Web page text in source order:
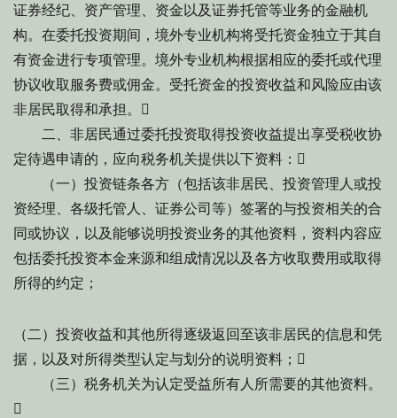
证券经纪、资产管理、资金以及证券托管等业务的金融机
构。在委托投资期间，境外专业机构将受托资金独立于其自
有资金进行专项管理。境外专业机构根据相应的委托或代理
协议收取服务费或佣金。受托资金的投资收益和风险应由该
非居民取得和承担。
二、非居民通过委托投资取得投资收益提出享受税收协
定待遇申请的，应向税务机关提供以下资料：
（一）投资链条各方（包括该非居民、投资管理人或投
资经理、各级托管人、证券公司等）签署的与投资相关的合
同或协议，以及能够说明投资业务的其他资料，资料内容应
包括委托投资本金来源和组成情况以及各方收取费用或取得
所得的约定；
（二）投资收益和其他所得逐级返回至该非居民的信息和凭
据，以及对所得类型认定与划分的说明资料；
（三）税务机关为认定受益所有人所需要的其他资料。
